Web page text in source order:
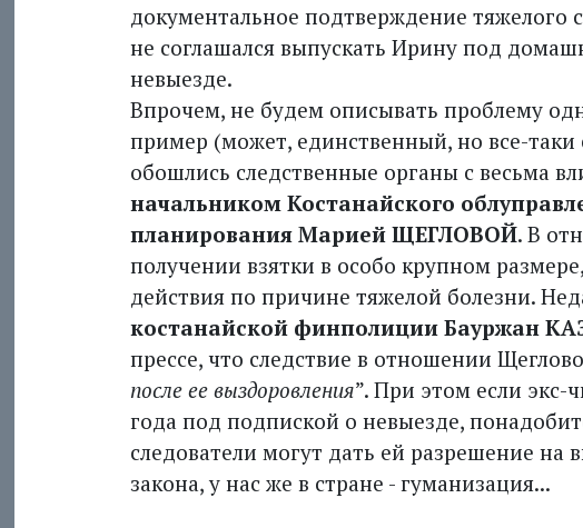
документальное подтверждение тяжелого
не соглашался выпускать Ирину под
невыезде.
Впрочем, не будем описывать проблему
пример (может, единственный, но все-таки
обошлись следственные органы с весьма
начальником Костанайского
планирования Марией ЩЕГЛОВОЙ. В
получении взятки в особо крупном
действия по причине тяжелой болезни.
костанайской финполиции Бауржан
прессе, что следствие в отношении
после ее выздоровления”. При этом если экс-
года под подпиской о невыезде,
следователи могут дать ей разрешение на
закона, у нас же в стране - гуманизация...